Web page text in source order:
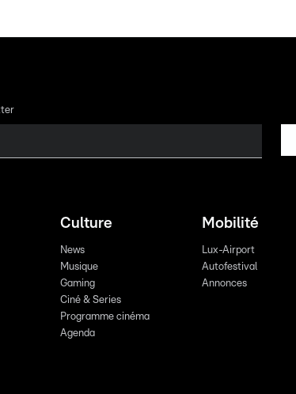
Culture
News
Musique
Gaming
Ciné & Series
Programme cinéma
Agenda
Mobilité
Lux-Airport
Autofestival
Annonces